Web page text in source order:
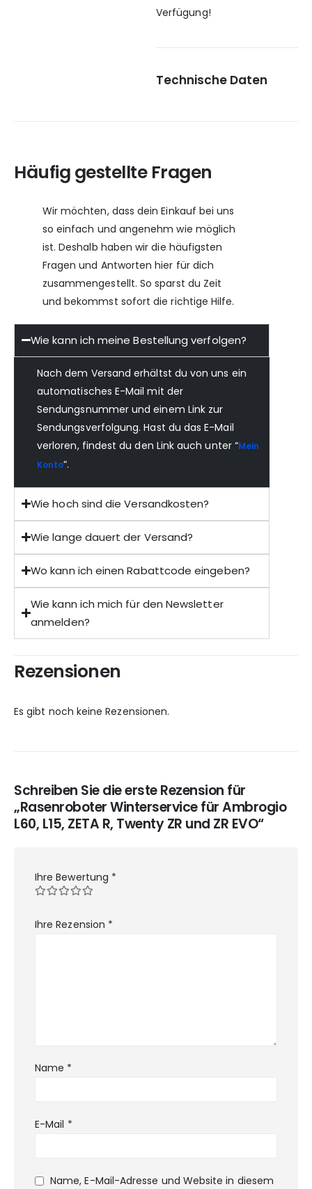
Verfügung!
Technische Daten
Häufig gestellte Fragen
Wir möchten, dass dein Einkauf bei uns
so einfach und angenehm wie möglich
ist. Deshalb haben wir die häufigsten
Fragen und Antworten hier für dich
zusammengestellt. So sparst du Zeit
und bekommst sofort die richtige Hilfe.
Wie kann ich meine Bestellung verfolgen?
Nach dem Versand erhältst du von uns ein
automatisches E-Mail mit der
Sendungsnummer und einem Link zur
Sendungsverfolgung. Hast du das E-Mail
verloren, findest du den Link auch unter “Mein
Konto“.
Wie hoch sind die Versandkosten?
Wie lange dauert der Versand?
Wo kann ich einen Rabattcode eingeben?
Wie kann ich mich für den Newsletter
anmelden?
Rezensionen
Es gibt noch keine Rezensionen.
Schreiben Sie die erste Rezension für
„Rasenroboter Winterservice für Ambrogio
L60, L15, ZETA R, Twenty ZR und ZR EVO“
Ihre Bewertung *
Ihre Rezension *
Name *
E-Mail *
Name, E-Mail-Adresse und Website in diesem